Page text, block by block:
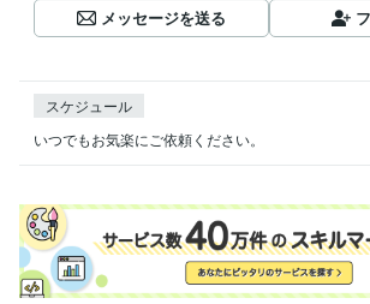
メッセージを送る
スケジュール
いつでもお気楽にご依頼ください。